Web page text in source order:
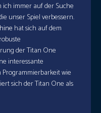
immer auf der Suche
unser Spiel verbessern.
hat sich auf dem
der Titan One
interessante
wie
sich der Titan One als